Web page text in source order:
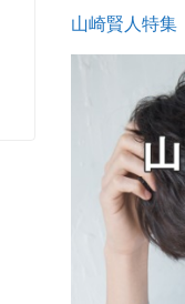
山崎賢人特集